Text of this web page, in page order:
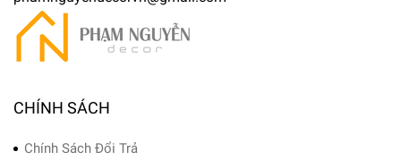
CHÍNH SÁCH
Chính Sách Đổi Trả